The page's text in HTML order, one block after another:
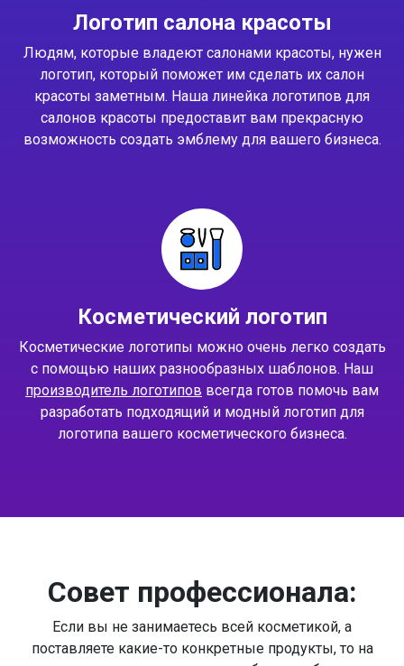
Логотип салона красоты
Людям, которые владеют салонами красоты, нужен
логотип, который поможет им сделать их салон
красоты заметным. Наша линейка логотипов для
салонов красоты предоставит вам прекрасную
возможность создать эмблему для вашего бизнеса.
Косметический логотип
Косметические логотипы можно очень легко создать
с помощью наших разнообразных шаблонов. Наш
производитель логотипов всегда готов помочь вам
разработать подходящий и модный логотип для
логотипа вашего косметического бизнеса.
Совет профессионала:
Если вы не занимаетесь всей косметикой, а
поставляете какие-то конкретные продукты, то на